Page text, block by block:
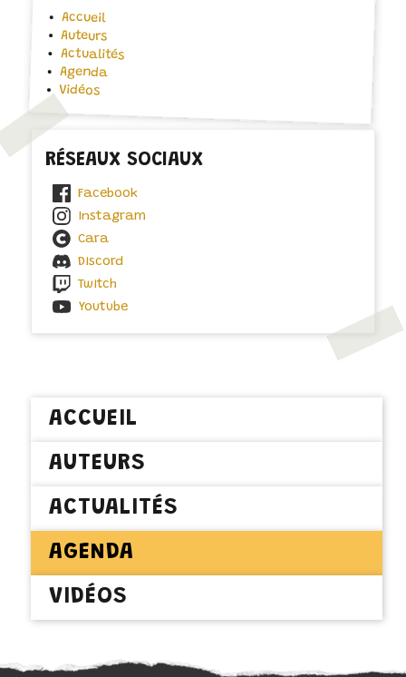
Accueil
Auteurs
Actualités
Agenda
Vidéos
RÉSEAUX SOCIAUX
Facebook
Instagram
Cara
Discord
Twitch
Youtube
ACCUEIL
AUTEURS
ACTUALITÉS
AGENDA
VIDÉOS